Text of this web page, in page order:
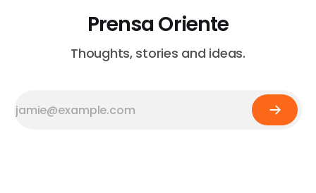
Prensa Oriente
Thoughts, stories and ideas.